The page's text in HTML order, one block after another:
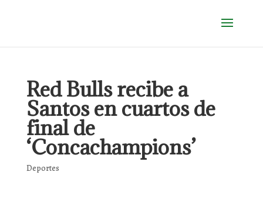
Red Bulls recibe a
Santos en cuartos de
final de
‘Concachampions’
Deportes